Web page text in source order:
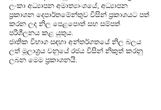
ලංකා අධ්‍යාපන අමාත්‍යාංශයේ, අධ්‍යාපන
ප්‍රකාශන දෙපාර්තමේන්තුව විසින් ප්‍රකාශයට පත්
කරන ලද නිල පෙළපොත් සහ සම්පත්
පරිශීලනය කළ යුතුය.
ජාතික විභාග සඳහා අන්තර්ගතයේ නිල බලය
ලත් මූලාශ්‍රය වනුයේ රජය විසින් නිකුත් කරනු
ලබන මෙම ප්‍රකාශනයි.